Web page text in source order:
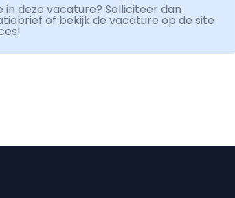
deze vacature? Solliciteer dan
of bekijk de vacature op de site